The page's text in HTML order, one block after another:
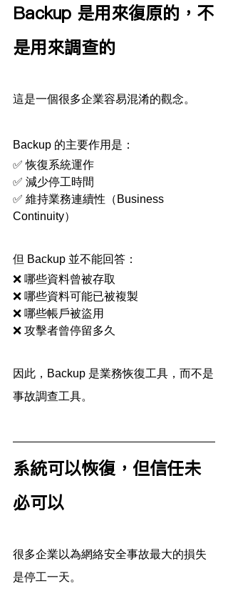
Backup 是用來復原的，不
是用來調查的
這是一個很多企業容易混淆的觀念。
Backup 的主要作用是：
✅ 恢復系統運作
✅ 減少停工時間
✅ 維持業務連續性（Business
Continuity）
但 Backup 並不能回答：
❌ 哪些資料曾被存取
❌ 哪些資料可能已被複製
❌ 哪些帳戶被盜用
❌ 攻擊者曾停留多久
因此，Backup 是業務恢復工具，而不是
事故調查工具。
系統可以恢復，但信任未
必可以
很多企業以為網絡安全事故最大的損失
是停工一天。